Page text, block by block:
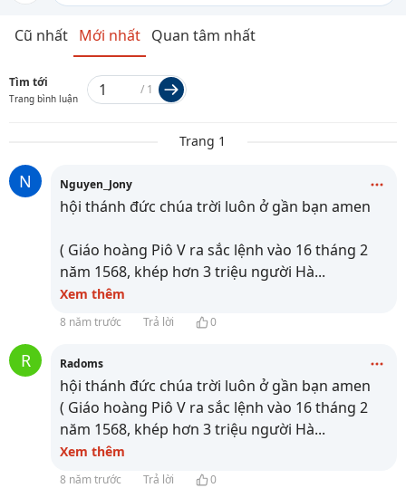
Cũ nhất Mới nhất Quan tâm nhất
Tìm tới
Trang bình luận
/ 1
Trang 1
N Nguyen_Jony
hội thánh đức chúa trời luôn ở gần bạn amen
( Giáo hoàng Piô V ra sắc lệnh vào 16 tháng 2
năm 1568, khép hơn 3 triệu người Hà...
Xem thêm
8 năm trước Trả lời 0
R Radoms
hội thánh đức chúa trời luôn ở gần bạn amen
( Giáo hoàng Piô V ra sắc lệnh vào 16 tháng 2
năm 1568, khép hơn 3 triệu người Hà...
Xem thêm
8 năm trước Trả lời 0